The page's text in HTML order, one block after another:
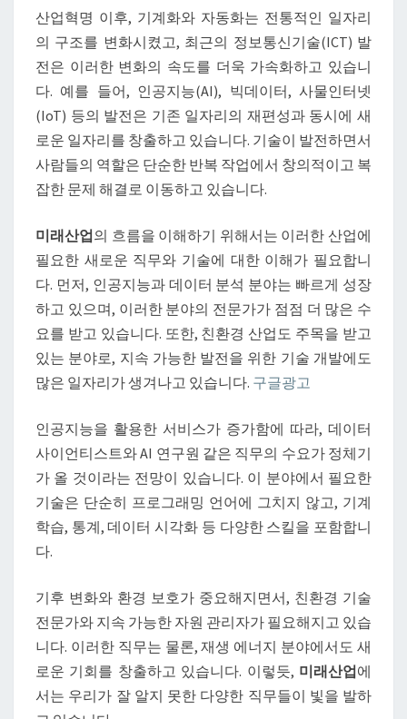
리:
미
래
산
업
의
모
습
살
펴
보
자
산업혁명 이후, 기계화와 자동화는 전통적인 일자리
의 구조를 변화시켰고, 최근의 정보통신기술(ICT) 발
전은 이러한 변화의 속도를 더욱 가속화하고 있습니
다. 예를 들어, 인공지능(AI), 빅데이터, 사물인터넷
(IoT) 등의 발전은 기존 일자리의 재편성과 동시에 새
로운 일자리를 창출하고 있습니다. 기술이 발전하면서
사람들의 역할은 단순한 반복 작업에서 창의적이고 복
잡한 문제 해결로 이동하고 있습니다.
미래산업의 흐름을 이해하기 위해서는 이러한 산업에
필요한 새로운 직무와 기술에 대한 이해가 필요합니
다. 먼저, 인공지능과 데이터 분석 분야는 빠르게 성장
하고 있으며, 이러한 분야의 전문가가 점점 더 많은 수
요를 받고 있습니다. 또한, 친환경 산업도 주목을 받고
있는 분야로, 지속 가능한 발전을 위한 기술 개발에도
많은 일자리가 생겨나고 있습니다. 구글광고
인공지능을 활용한 서비스가 증가함에 따라, 데이터
사이언티스트와 AI 연구원 같은 직무의 수요가 정체기
가 올 것이라는 전망이 있습니다. 이 분야에서 필요한
기술은 단순히 프로그래밍 언어에 그치지 않고, 기계
학습, 통계, 데이터 시각화 등 다양한 스킬을 포함합니
다.
기후 변화와 환경 보호가 중요해지면서, 친환경 기술
전문가와 지속 가능한 자원 관리자가 필요해지고 있습
니다. 이러한 직무는 물론, 재생 에너지 분야에서도 새
로운 기회를 창출하고 있습니다. 이렇듯, 미래산업에
서는 우리가 잘 알지 못한 다양한 직무들이 빛을 발하